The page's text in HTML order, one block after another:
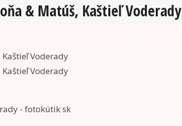
& Matúš, Kaštieľ Voderady
Voderady
Voderady